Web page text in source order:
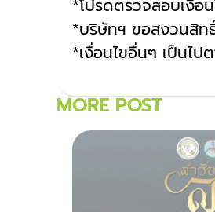
*โปรดตรวจสอบเงื่
*บริษัทฯ ขอสงวนสิท
*เงื่อนไขอื่นๆ เป็นไ
MORE POST